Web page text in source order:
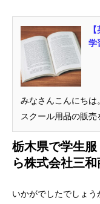
学
みなさんこんにち
スクール用品の販
栃木県で学生
ら株式会社三
いかがでしたでしょ